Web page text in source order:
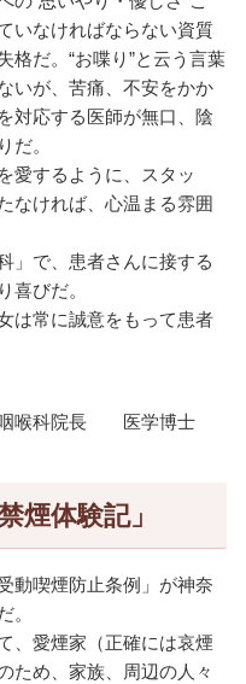
いなければならない資質
格だ。“お喋り”と云う言葉
いが、苦痛、不安をかか
対応する医師が無口、陰
だ。
愛するように、スタッ
なければ、心温まる雰囲
」で、患者さんに接する
喜びだ。
は常に誠意をもって患者
咽喉科院長 医学博士
煙体験記」
動喫煙防止条例」が神奈
。
、愛煙家（正確には哀煙
ため、家族、周辺の人々